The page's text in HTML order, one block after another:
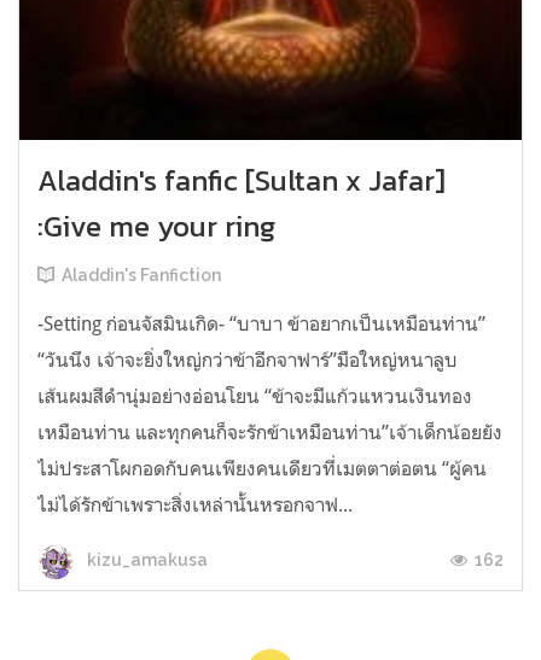
Aladdin's fanfic [Sultan x Jafar]
:Give me your ring
Aladdin's Fanfiction
-Setting ก่อนจัสมินเกิด- “บาบา ข้าอยากเป็นเหมือนท่าน”
“วันนึง เจ้าจะยิ่งใหญ่กว่าข้าอีกจาฟาร์”มือใหญ่หนาลูบ
เส้นผมสีดำนุ่มอย่างอ่อนโยน “ข้าจะมีแก้วแหวนเงินทอง
เหมือนท่าน และทุกคนก็จะรักข้าเหมือนท่าน”เจ้าเด็กน้อยยัง
ไม่ประสาโผกอดกับคนเพียงคนเดียวที่เมตตาต่อตน “ผู้คน
ไม่ได้รักข้าเพราะสิ่งเหล่านั้นหรอกจาฟ...
kizu_amakusa 162